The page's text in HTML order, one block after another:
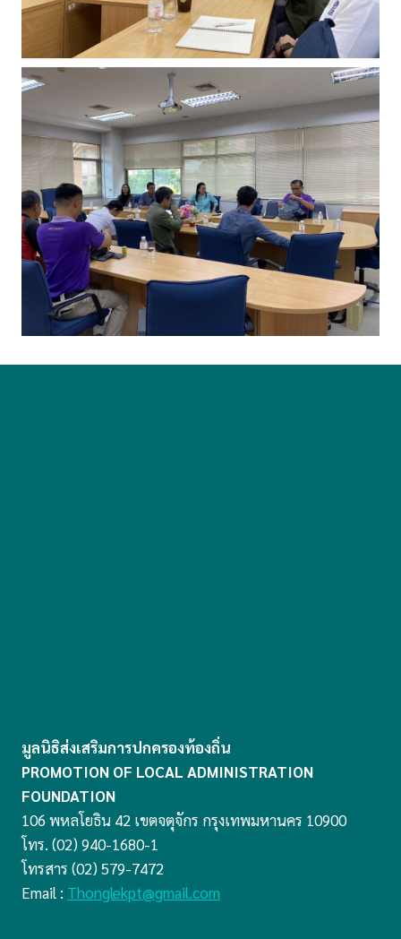
มูลนิธิส่งเสริมการปกครองท้องถิ่น
PROMOTION OF LOCAL ADMINISTRATION
FOUNDATION
106 พหลโยธิน 42 เขตจตุจักร กรุงเทพมหานคร 10900
โทร. (02) 940-1680-1
โทรสาร (02) 579-7472
Email : Thonglekpt@gmail.com